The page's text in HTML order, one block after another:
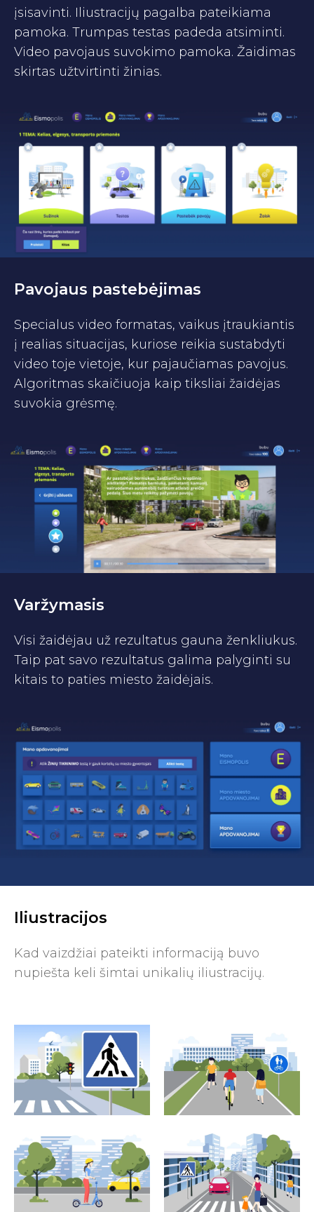
įsisavinti. Iliustracijų pagalba pateikiama
pamoka. Trumpas testas padeda atsiminti.
Video pavojaus suvokimo pamoka. Žaidimas
skirtas užtvirtinti žinias.
Pavojaus pastebėjimas
Specialus video formatas, vaikus įtraukiantis
į realias situacijas, kuriose reikia sustabdyti
video toje vietoje, kur pajaučiamas pavojus.
Algoritmas skaičiuoja kaip tiksliai žaidėjas
suvokia grėsmę.
Varžymasis
Visi žaidėjau už rezultatus gauna ženkliukus.
Taip pat savo rezultatus galima palyginti su
kitais to paties miesto žaidėjais.
Iliustracijos
Kad vaizdžiai pateikti informaciją buvo
nupiešta keli šimtai unikalių iliustracijų.